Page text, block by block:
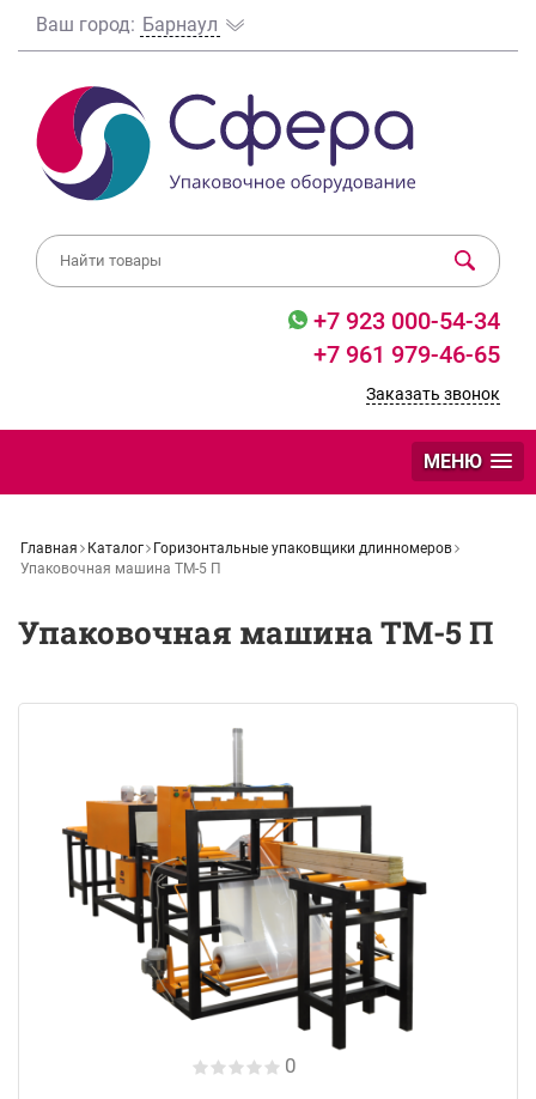
Ваш город: Барнаул
+7 923 000-54-34
+7 961 979-46-65
Заказать звонок
МЕНЮ
Главная Каталог
Горизонтальные упаковщики длинномеров
Упаковочная машина ТМ-5 П
Упаковочная машина ТМ-5 П
0